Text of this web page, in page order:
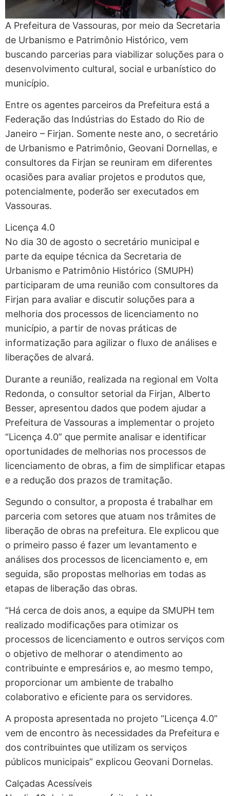
A Prefeitura de Vassouras, por meio da Secretaria
de Urbanismo e Patrimônio Histórico, vem
buscando parcerias para viabilizar soluções para o
desenvolvimento cultural, social e urbanístico do
município.
Entre os agentes parceiros da Prefeitura está a
Federação das Indústrias do Estado do Rio de
Janeiro – Firjan. Somente neste ano, o secretário
de Urbanismo e Patrimônio, Geovani Dornellas, e
consultores da Firjan se reuniram em diferentes
ocasiões para avaliar projetos e produtos que,
potencialmente, poderão ser executados em
Vassouras.
Licença 4.0
No dia 30 de agosto o secretário municipal e
parte da equipe técnica da Secretaria de
Urbanismo e Patrimônio Histórico (SMUPH)
participaram de uma reunião com consultores da
Firjan para avaliar e discutir soluções para a
melhoria dos processos de licenciamento no
município, a partir de novas práticas de
informatização para agilizar o fluxo de análises e
liberações de alvará.
Durante a reunião, realizada na regional em Volta
Redonda, o consultor setorial da Firjan, Alberto
Besser, apresentou dados que podem ajudar a
Prefeitura de Vassouras a implementar o projeto
“Licença 4.0” que permite analisar e identificar
oportunidades de melhorias nos processos de
licenciamento de obras, a fim de simplificar etapas
e a redução dos prazos de tramitação.
Segundo o consultor, a proposta é trabalhar em
parceria com setores que atuam nos trâmites de
liberação de obras na prefeitura. Ele explicou que
o primeiro passo é fazer um levantamento e
análises dos processos de licenciamento e, em
seguida, são propostas melhorias em todas as
etapas de liberação das obras.
“Há cerca de dois anos, a equipe da SMUPH tem
realizado modificações para otimizar os
processos de licenciamento e outros serviços com
o objetivo de melhorar o atendimento ao
contribuinte e empresários e, ao mesmo tempo,
proporcionar um ambiente de trabalho
colaborativo e eficiente para os servidores.
A proposta apresentada no projeto “Licença 4.0”
vem de encontro às necessidades da Prefeitura e
dos contribuintes que utilizam os serviços
públicos municipais” explicou Geovani Dornelas.
Calçadas Acessíveis